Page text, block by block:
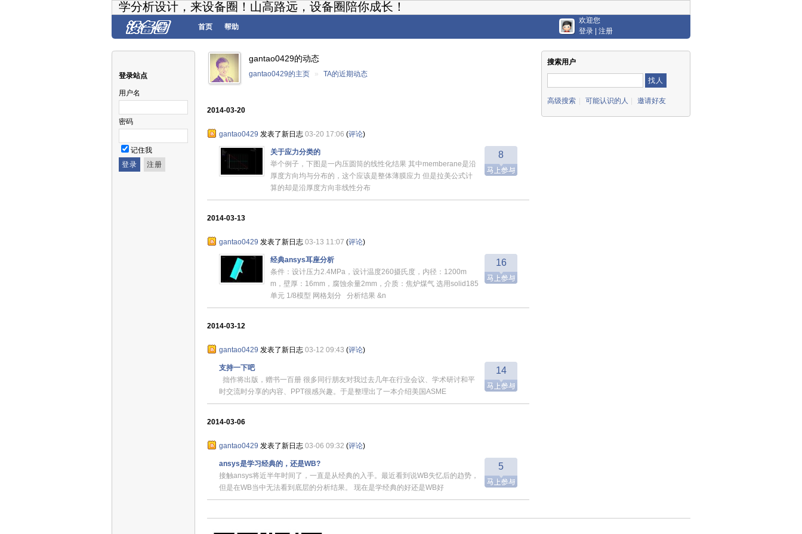
学分析设计，来设备圈！山高路远，设备圈陪你成长！
首页 帮助
欢迎您
登录
注册
登录站点
用户名
密码
记住我
gantao0429的动态
gantao0429的主页 » TA的近期动态
2014-03-20
gantao0429 发表了新日志 03-20 17:06 (评论)
8
关于应力分类的
举个例子，下图是一内压圆筒的线性化结果 其中memberane是沿
厚度方向均与分布的，这个应该是整体薄膜应力 但是拉美公式计
算的却是沿厚度方向非线性分布
2014-03-13
gantao0429 发表了新日志 03-13 11:07 (评论)
16
经典ansys耳座分析
条件：设计压力2.4MPa，设计温度260摄氏度，内径：1200m
m，壁厚：16mm，腐蚀余量2mm，介质：焦炉煤气 选用solid185
单元 1/8模型 网格划分 分析结果 &n
2014-03-12
gantao0429 发表了新日志 03-12 09:43 (评论)
14
支持一下吧
拙作将出版，赠书一百册 很多同行朋友对我过去几年在行业会议、学术研讨和平
时交流时分享的内容、PPT很感兴趣。于是整理出了一本介绍美国ASME
2014-03-06
gantao0429 发表了新日志 03-06 09:32 (评论)
5
ansys是学习经典的，还是WB?
接触ansys将近半年时间了，一直是从经典的入手。最近看到说WB失忆后的趋势，
但是在WB当中无法看到底层的分析结果。 现在是学经典的好还是WB好
搜索用户
高级搜索 可能认识的人 邀请好友